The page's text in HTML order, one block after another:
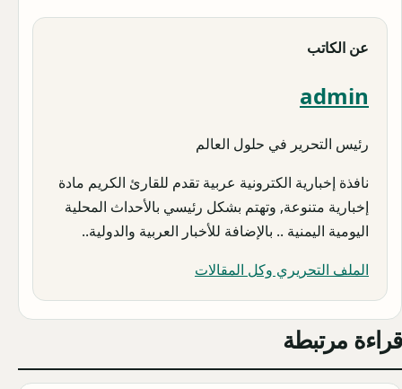
عن الكاتب
admin
رئيس التحرير في حلول العالم
نافذة إخبارية الكترونية عربية تقدم للقارئ الكريم مادة
إخبارية متنوعة, وتهتم بشكل رئيسي بالأحداث المحلية
اليومية اليمنية .. بالإضافة للأخبار العربية والدولية..
الملف التحريري وكل المقالات
قراءة مرتبطة